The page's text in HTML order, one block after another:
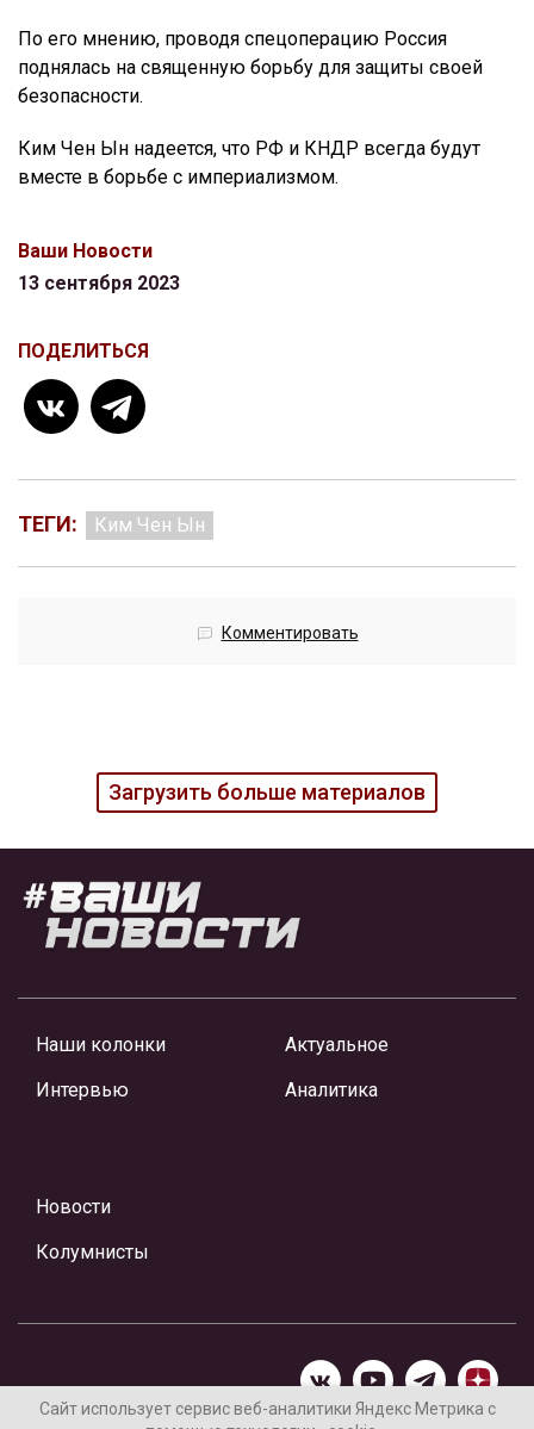
По его мнению, проводя спецоперацию Россия
поднялась на священную борьбу для защиты своей
безопасности.
Ким Чен Ын надеется, что РФ и КНДР всегда будут
вместе в борьбе с империализмом.
Ваши Новости
13 сентября 2023
ПОДЕЛИТЬСЯ
ТЕГИ: Ким Чен Ын
Комментировать
Загрузить больше материалов
Наши колонки
Интервью
Актуальное
Аналитика
Новости
Колумнисты
Сайт использует сервис веб-аналитики Яндекс Метрика с